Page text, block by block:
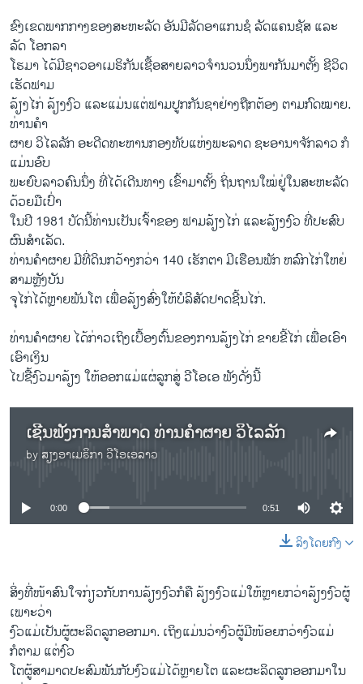
ຂົງເຂດພາກກາງຂອງສະຫະລັດ ອັນມີລັດອາແກນຊໍ ລັດແຄນຊັສ ແລະ
ລັດ ໂອກລາ
ໂຮມາ ໄດ້ມີຊາວອາເມຣິກັນເຊື້ອສາຍລາວຈຳນວນນຶ່ງພາກັນມາຕັ້ງ ຊີວິດ
ເຮັດຟາມ
ລ້ຽງໄກ່ ລ້ຽງງົວ ແລະແມ່ນແຕ່ຟາມປູກກັນຊາຢ່າງຖືກຕ້ອງ ຕາມກົດໝາຍ.
ທ່ານຄຳ
ຜາຍ ວິໄລລັກ ອະດີດທະຫານກອງທັບແຫ່ງພະລາດ ຊະອານາຈັກລາວ ກໍ
ແມ່ນອົບ
ພະຍົບລາວຄົນນຶ່ງ ທີ່ໄດ້ເດີນທາງ ເຂົ້າມາຕັ້ງ ຖິ່ນຖານໃໝ່ຢູ່ໃນສະຫະລັດ
ດ້ວຍມືເປົ່າ
ໃນປີ 1981 ບັດນີ້ທ່ານເປັນເຈົ້າຂອງ ຟາມລ້ຽງໄກ່ ແລະລ້ຽງງົວ ທີ່ປະສົບ
ຜົນສຳເລັດ.
ທ່ານຄຳຜາຍ ມີທີ່ດິນກວ້າງກວ່າ 140 ເຮັກຕາ ມີເຮືອນພັກ ຫລົກໄກ່ໃຫຍ່
ສາມຫຼັງບັນ
ຈຸໄກ່ໄດ້ຫຼາຍພັນໂຕ ເພື່ອລ້ຽງສົ່ງໃຫ້ບໍລິສັດປາດຊີ້ນໄກ່.
ທ່ານຄຳຜາຍ ໄດ້ກ່າວເຖິງເບື້ອງຕົ້ນຂອງການລ້ຽງໄກ່ ຂາຍຂີ້ໄກ່ ເພື່ອເອົາ
ເອົາເງິນ
ໄປຊື້ງົວມາລ້ຽງ ໃຫ້ອອກແມ່ແຜ່ລູກສູ່ ວີໂອເອ ຟັງດັ່ງນີ້
ເຊີນຟັງການສຳພາດ ທ່ານຄຳຜາຍ ວິໄລລັກ
by ສຽງອາເມຣິກາ ວີໂອເອລາວ
No media source currently available
0:00 0:51
ລິງໂດຍກົງ
ສິ່ງທີ່ໜ້າສົນໃຈກ່ຽວກັບການລ້ຽງງົວກໍຄື ລ້ຽງງົວແມ່ໃຫ້ຫຼາຍກວ່າລ້ຽງງົວຜູ້
ເພາະວ່າ
ງົວແມ່ເປັນຜູ້ຜະລິດລູກອອກມາ. ເຖິງແມ່ນວ່າງົວຜູ້ມີໜ້ອຍກວ່າງົວແມ່
ກໍຕາມ ແຕ່ງົວ
ໂຕຜູ້ສາມາດປະສົມພັນກັບງົວແມ່ໄດ້ຫຼາຍໂຕ ແລະຜະລິດລູກອອກມາໃນ